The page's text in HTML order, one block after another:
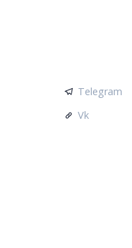
Telegram
Vk